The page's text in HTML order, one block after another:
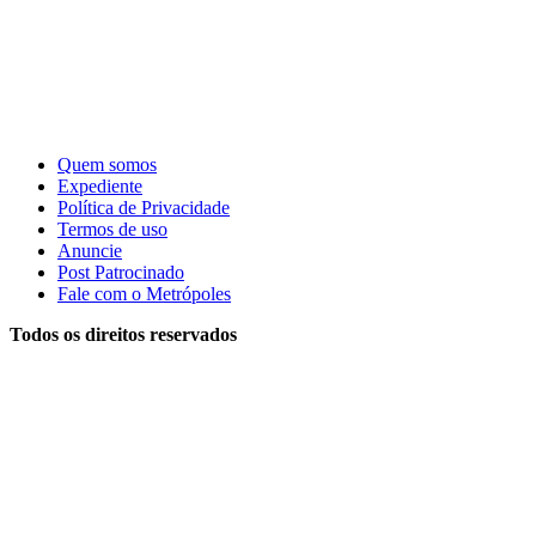
Quem somos
Expediente
Política de Privacidade
Termos de uso
Anuncie
Post Patrocinado
Fale com o Metrópoles
Todos os direitos reservados